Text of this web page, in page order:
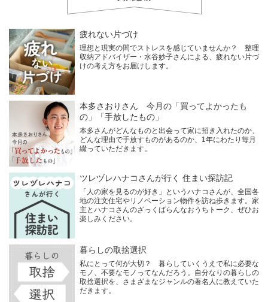
疲れない片づけ
理想と現実の間でストレスを感じていませんか？ 整理
収納アドバイザー・水谷妙子さんによる、疲れない片づ
けの考え方をお届けします。
本多さおりさん 今月の「買ってよかったも
の」「手放したもの」
本多さんがどんなものと出会って家に招き入れたのか、
どんな理由で手放すものがあるのか、1年にわたり毎月
綴っていただきます。
ツレヅレハナコさんが行く 住まい探訪記
「人の家を見るのが好き」というハナコさんが、全国各
地の注文住宅やリノベーション物件を訪ね歩きます。家
主とハナコさんのざっくばらんなおうちトーク、ぜひお
楽しみください。
暮らしの取捨選択
私にとって何が大切？ 暮らしていくうえで私に必要な
モノ、不要なモノってなんだろう。自分なりの暮らしの
取捨選択を、さまざまなジャンルの著名人に教えていた
だきます。